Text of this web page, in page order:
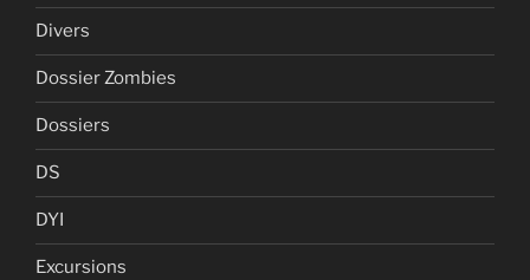
Divers
Dossier Zombies
Dossiers
DS
DYI
Excursions